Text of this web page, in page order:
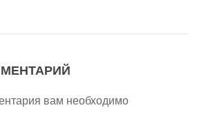
вам необходимо